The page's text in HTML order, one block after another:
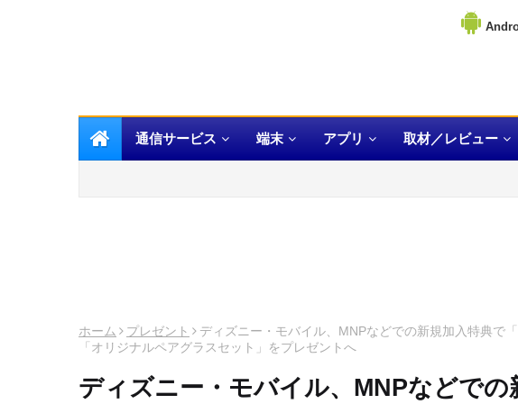
通信サービス 端末 アプリ 取材／レビュー
ホーム プレゼント
ディズニー・モバイル、MNPなどでの新規加入特典で
「オリジナルペアグラスセット」をプレゼントへ
ディズニー・モバイル、MNPなどでの